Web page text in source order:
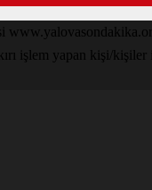
işlem yapan kişi/kişiler